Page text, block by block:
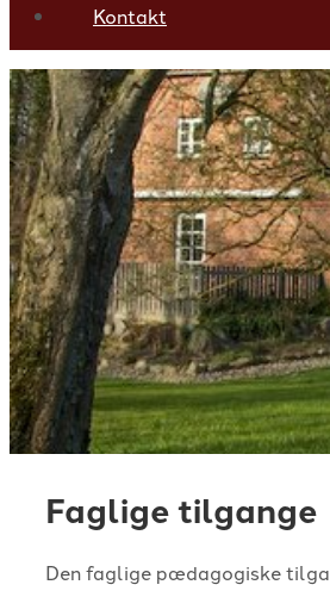
Kontakt
Faglige tilgange
Den faglige pædagogiske